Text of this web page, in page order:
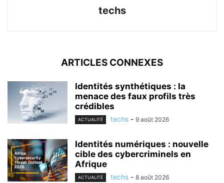
techs
ARTICLES CONNEXES
Identités synthétiques : la
menace des faux profils très
crédibles
ACTUALITÉ techs - 9 août 2026
Identités numériques : nouvelle
cible des cybercriminels en
Afrique
ACTUALITÉ techs - 8 août 2026